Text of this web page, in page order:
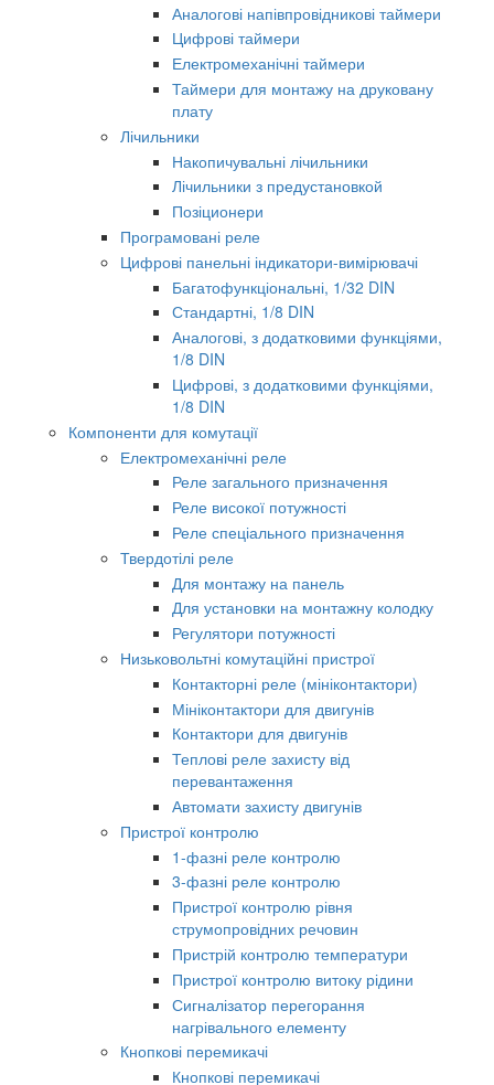
Аналогові напівпровідникові таймери
Цифрові таймери
Електромеханічні таймери
Таймери для монтажу на друковану
плату
Лічильники
Накопичувальні лічильники
Лічильники з предустановкой
Позіционери
Програмовані реле
Цифрові панельні індикатори-вимірювачі
Багатофункціональні, 1/32 DIN
Стандартні, 1/8 DIN
Аналогові, з додатковими функціями,
1/8 DIN
Цифрові, з додатковими функціями,
1/8 DIN
Компоненти для комутації
Електромеханічні реле
Реле загального призначення
Реле високої потужності
Реле спеціального призначення
Твердотілі реле
Для монтажу на панель
Для установки на монтажну колодку
Регулятори потужності
Низьковольтні комутаційні пристрої
Контакторні реле (мініконтактори)
Мініконтактори для двигунів
Контактори для двигунів
Теплові реле захисту від
перевантаження
Автомати захисту двигунів
Пристрої контролю
1-фазні реле контролю
3-фазні реле контролю
Пристрої контролю рівня
струмопровідних речовин
Пристрій контролю температури
Пристрої контролю витоку рідини
Сигналізатор перегорання
нагрівального елементу
Кнопкові перемикачі
Кнопкові перемикачі